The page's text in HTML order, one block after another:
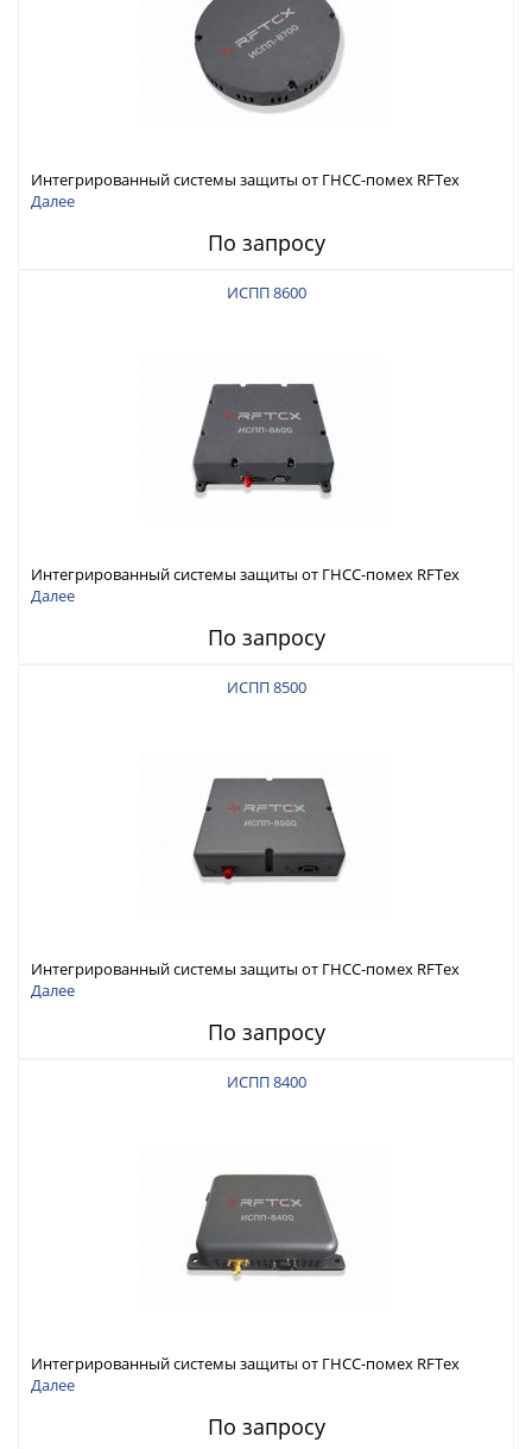
Интегрированный системы защиты от ГНСС-помех RFТех
ИСПП 8700
Далее
По запросу
ИСПП 8600
Интегрированный системы защиты от ГНСС-помех RFТех
ИСПП 8600
Далее
По запросу
ИСПП 8500
Интегрированный системы защиты от ГНСС-помех RFТех
ИСПП 8500
Далее
По запросу
ИСПП 8400
Интегрированный системы защиты от ГНСС-помех RFТех
ИСПП 8400
Далее
По запросу